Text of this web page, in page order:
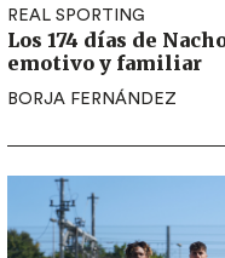
REAL SPORTING
Los 174 días de
emotivo y familiar
BORJA FERNÁNDEZ